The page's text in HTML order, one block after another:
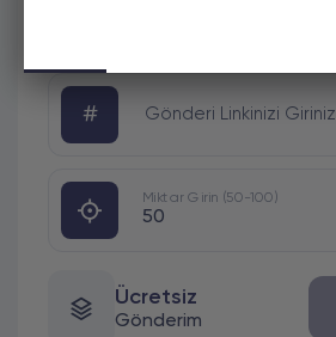
Gönderi Linkinizi Giriniz
#
Miktar Girin (50-100)
Ücretsiz
Gönderim